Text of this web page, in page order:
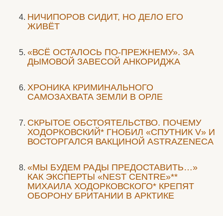
НИЧИПОРОВ СИДИТ, НО ДЕЛО ЕГО
ЖИВЁТ
«ВСЁ ОСТАЛОСЬ ПО-ПРЕЖНЕМУ». ЗА
ДЫМОВОЙ ЗАВЕСОЙ АНКОРИДЖА
ХРОНИКА КРИМИНАЛЬНОГО
САМОЗАХВАТА ЗЕМЛИ В ОРЛЕ
СКРЫТОЕ ОБСТОЯТЕЛЬСТВО. ПОЧЕМУ
ХОДОРКОВСКИЙ* ГНОБИЛ «СПУТНИК V» И
ВОСТОРГАЛСЯ ВАКЦИНОЙ ASTRAZENECA
«МЫ БУДЕМ РАДЫ ПРЕДОСТАВИТЬ…»
КАК ЭКСПЕРТЫ «NEST CENTRE»**
МИХАИЛА ХОДОРКОВСКОГО* КРЕПЯТ
ОБОРОНУ БРИТАНИИ В АРКТИКЕ